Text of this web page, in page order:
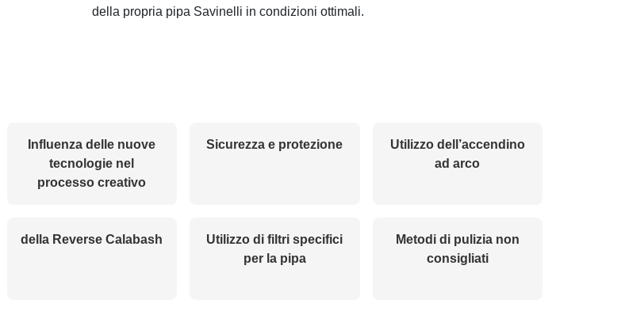
della propria pipa Savinelli in condizioni ottimali.
Influenza delle nuove
tecnologie nel
processo creativo
Sicurezza e protezione
Utilizzo dell’accendino
ad arco
della Reverse Calabash
Utilizzo di filtri specifici
per la pipa
Metodi di pulizia non
consigliati